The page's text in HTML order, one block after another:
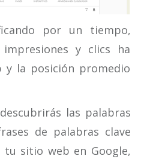
por un tiempo,
y clics ha
la posición promedio
las palabras
de palabras clave
tu sitio web en Google,